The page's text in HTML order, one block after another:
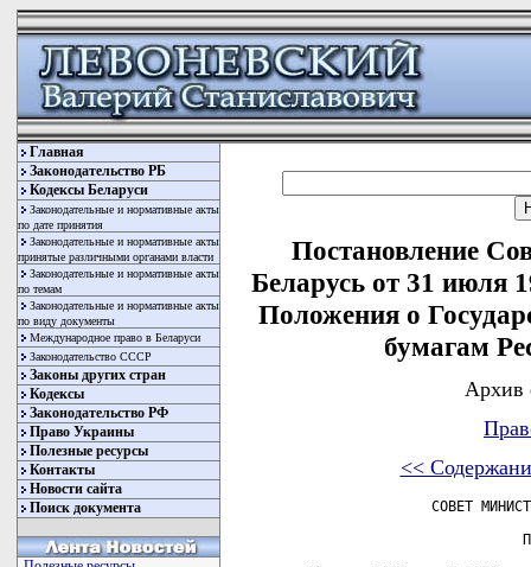
Главная
Законодательство РБ
Кодексы Беларуси
Законодательные и нормативные акты
по дате принятия
Законодательные и нормативные акты
принятые различными органами власти
Законодательные и нормативные акты
по темам
Законодательные и нормативные акты
по виду документы
Международное право в Беларуси
Законодательство СССР
Законы других стран
Кодексы
Законодательство РФ
Право Украины
Полезные ресурсы
Контакты
Новости сайта
Поиск документа
Постановление
Беларусь от 31 июля
Положения о
бумагам
Архив
<<
СОВЕТ